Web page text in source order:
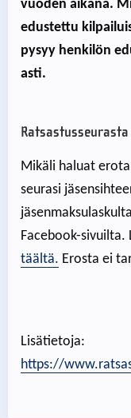
vuoden aikana.
edustettu
pysyy henkilön
asti.
Mikäli haluat
seurasi
Facebook-
täältä. Erosta ei
Lisätietoja:
https://